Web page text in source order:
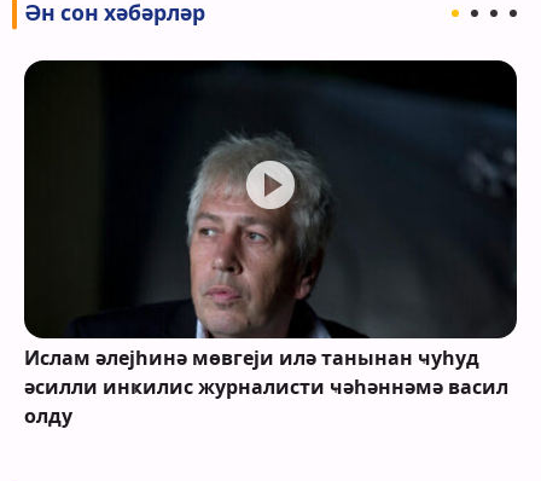
Ән сон хәбәрләр
Ислам әлејһинә мөвгеји илә танынан ҹуһуд
әсилли инҝилис журналисти ҹәһәннәмә васил
олду